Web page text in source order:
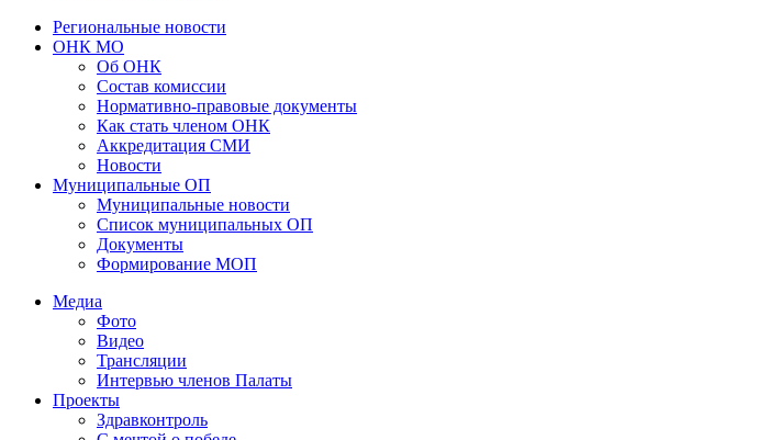
Региональные новости
ОНК МО
Об ОНК
Состав комиссии
Нормативно-правовые документы
Как стать членом ОНК
Аккредитация СМИ
Новости
Муниципальные ОП
Муниципальные новости
Список муниципальных ОП
Документы
Формирование МОП
Медиа
Фото
Видео
Трансляции
Интервью членов Палаты
Проекты
Здравконтроль